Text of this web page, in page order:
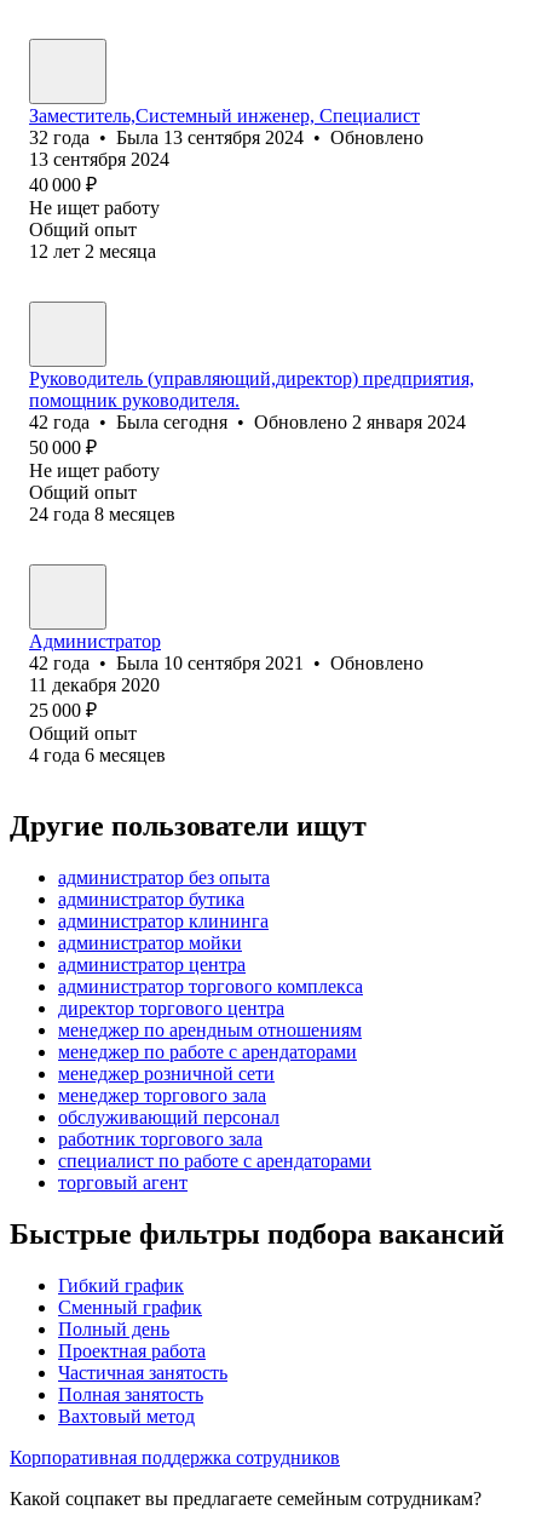
Заместитель,Системный инженер, Специалист
32 года • Была 13 сентября 2024 • Обновлено
13 сентября 2024
40 000 ₽
Не ищет работу
Общий опыт
12 лет 2 месяца
Руководитель (управляющий,директор) предприятия,
помощник руководителя.
42 года • Была сегодня • Обновлено 2 января 2024
50 000 ₽
Не ищет работу
Общий опыт
24 года 8 месяцев
Администратор
42 года • Была 10 сентября 2021 • Обновлено
11 декабря 2020
25 000 ₽
Общий опыт
4 года 6 месяцев
Другие пользователи ищут
администратор без опыта
администратор бутика
администратор клининга
администратор мойки
администратор центра
администратор торгового комплекса
директор торгового центра
менеджер по арендным отношениям
менеджер по работе с арендаторами
менеджер розничной сети
менеджер торгового зала
обслуживающий персонал
работник торгового зала
специалист по работе с арендаторами
торговый агент
Быстрые фильтры подбора вакансий
Гибкий график
Сменный график
Полный день
Проектная работа
Частичная занятость
Полная занятость
Вахтовый метод
Корпоративная поддержка сотрудников
Какой соцпакет вы предлагаете семейным сотрудникам?